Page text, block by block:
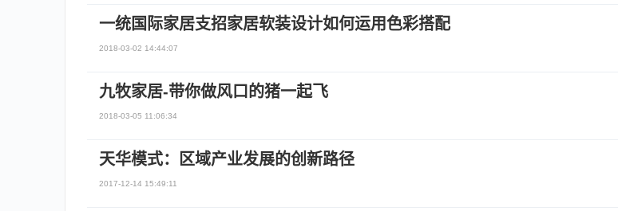
一统国际家居支招家居软装设计如何运用色彩搭配
2018-03-02 14:44:07
九牧家居-带你做风口的猪一起飞
2018-03-05 11:06:34
天华模式：区域产业发展的创新路径
2017-12-14 15:49:11